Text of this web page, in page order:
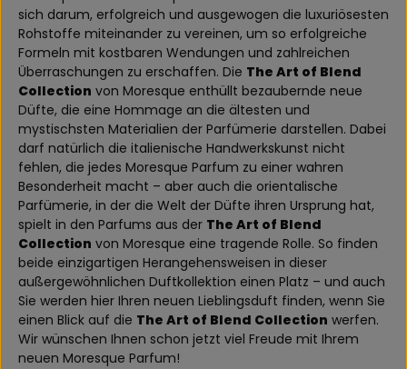
sich darum, erfolgreich und ausgewogen die luxuriösesten
Rohstoffe miteinander zu vereinen, um so erfolgreiche
Formeln mit kostbaren Wendungen und zahlreichen
Überraschungen zu erschaffen. Die The Art of Blend
Collection von Moresque enthüllt bezaubernde neue
Düfte, die eine Hommage an die ältesten und
mystischsten Materialien der Parfümerie darstellen. Dabei
darf natürlich die italienische Handwerkskunst nicht
fehlen, die jedes Moresque Parfum zu einer wahren
Besonderheit macht – aber auch die orientalische
Parfümerie, in der die Welt der Düfte ihren Ursprung hat,
spielt in den Parfums aus der The Art of Blend
Collection von Moresque eine tragende Rolle. So finden
beide einzigartigen Herangehensweisen in dieser
außergewöhnlichen Duftkollektion einen Platz – und auch
Sie werden hier Ihren neuen Lieblingsduft finden, wenn Sie
einen Blick auf die The Art of Blend Collection werfen.
Wir wünschen Ihnen schon jetzt viel Freude mit Ihrem
neuen Moresque Parfum!